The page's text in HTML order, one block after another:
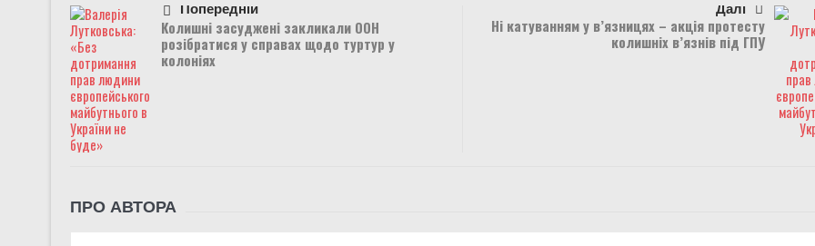
Попередній
Колишні засуджені закликали ООН
розібратися у справах щодо туртур у
колоніях
Далі
Ні катуванням у в’язницях – акція протесту
колишніх в’язнів під ГПУ
ПРО АВТОРА